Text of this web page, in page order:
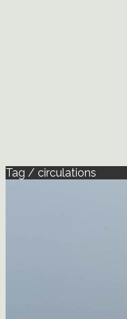
Tag / circulations